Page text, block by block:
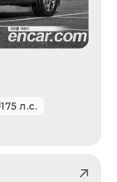
175 л.с.